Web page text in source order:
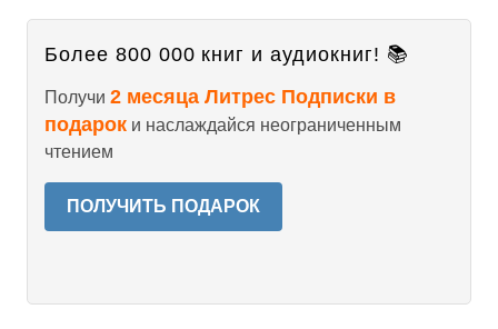
Более 800 000 книг и аудиокниг! 📚
Получи 2 месяца Литрес Подписки в
подарок и наслаждайся неограниченным
чтением
ПОЛУЧИТЬ ПОДАРОК